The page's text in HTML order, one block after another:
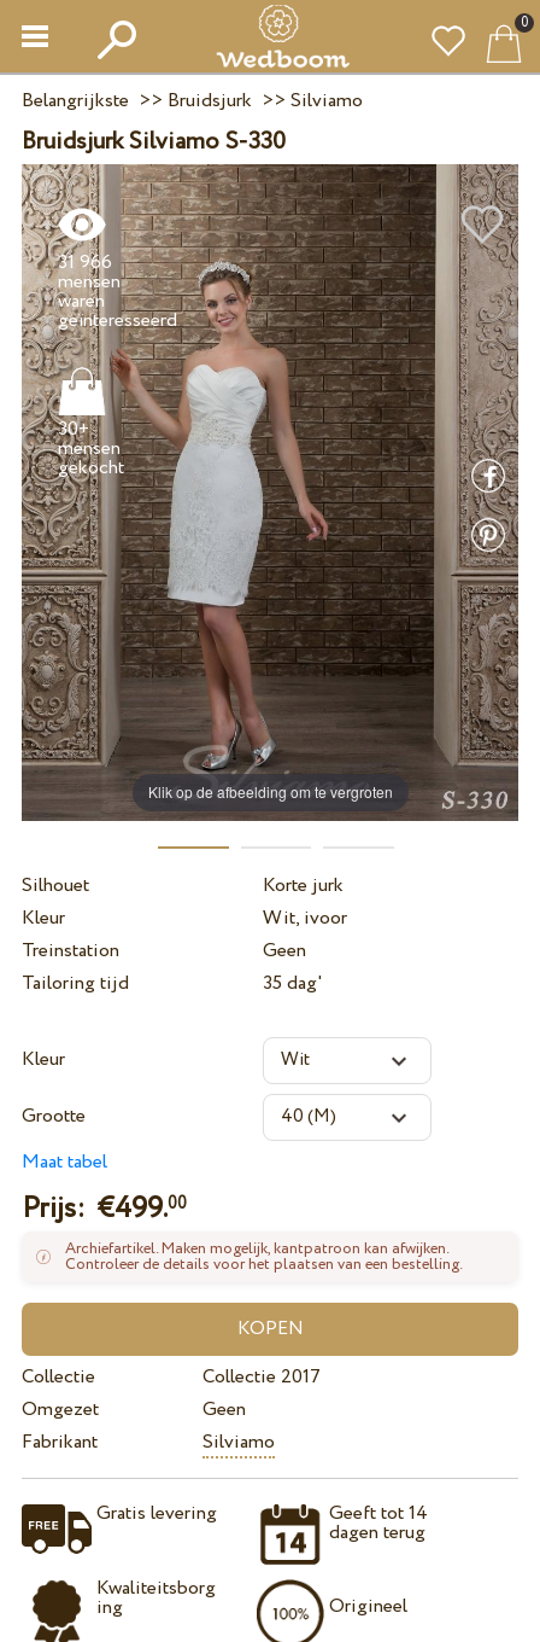
0
Belangrijkste >> Bruidsjurk >> Silviamo
Bruidsjurk Silviamo S-330
Klik op de afbeelding om te vergroten
31 966
mensen
waren
geïnteresseerd
30+
mensen
gekocht
Silhouet
Korte jurk
Kleur
Wit, ivoor
Treinstation
Geen
Tailoring tijd
35 dag'
Kleur
Grootte
Maat tabel
Prijs: €499.00
Archiefartikel. Maken mogelijk, kantpatroon kan afwijken.
Controleer de details voor het plaatsen van een bestelling.
Collectie
Collectie 2017
Omgezet
Geen
Fabrikant
Silviamo
Gratis levering
Kwaliteitsborg
ing
Geeft tot 14
dagen terug
Origineel